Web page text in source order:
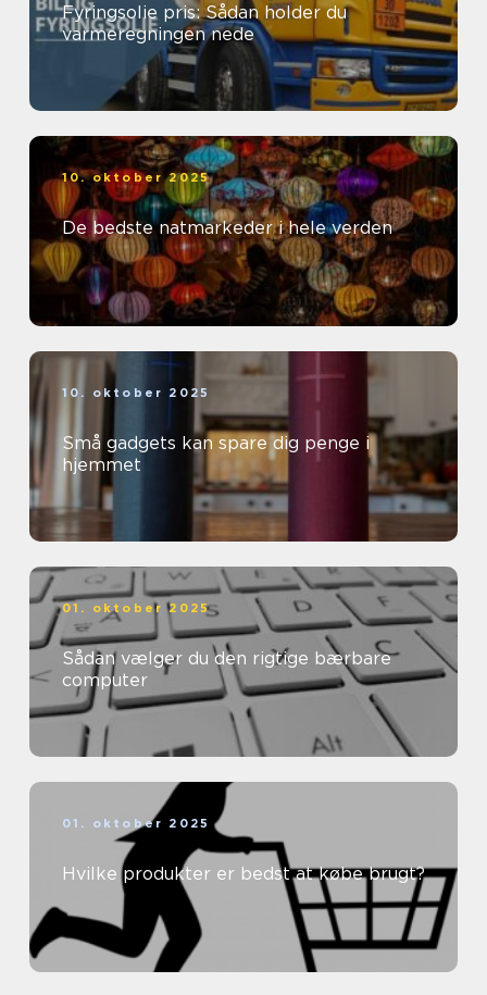
Fyringsolie pris: Sådan holder du
varmeregningen nede
10. oktober 2025
De bedste natmarkeder i hele verden
10. oktober 2025
Små gadgets kan spare dig penge i
hjemmet
01. oktober 2025
Sådan vælger du den rigtige bærbare
computer
01. oktober 2025
Hvilke produkter er bedst at købe brugt?